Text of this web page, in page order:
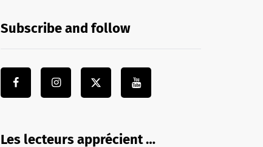
Subscribe and follow
Les lecteurs apprécient …